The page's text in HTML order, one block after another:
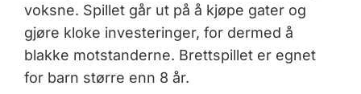
voksne. Spillet går ut på å kjøpe gater og
gjøre kloke investeringer, for dermed å
blakke motstanderne. Brettspillet er egnet
for barn større enn 8 år.